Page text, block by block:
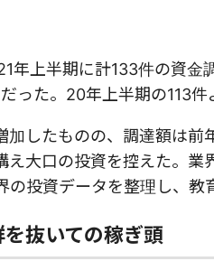
年上半期に計133件の資
った。20年上半期の113件
加したものの、調達額は
大口の投資を控えた。業
の投資データを整理し、教
抜いての稼ぎ頭